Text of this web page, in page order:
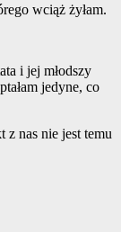
wciąż żyłam.
i jej młodszy
jedyne, co
z nas nie jest temu